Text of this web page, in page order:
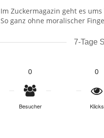
Im Zuckermagazin geht es
So ganz ohne moralischer
7-Tage
0
Besucher
0
Klicks